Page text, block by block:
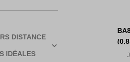
DISTANCE
IDÉALES